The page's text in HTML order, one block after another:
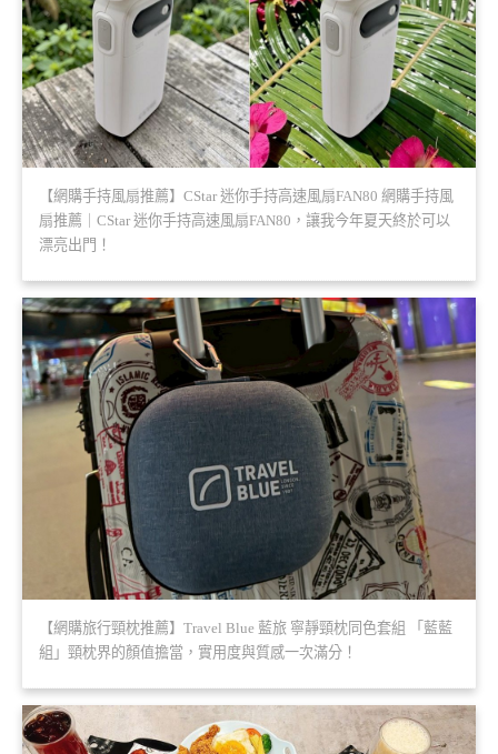
【網購手持風扇推薦】CStar 迷你手持高速風扇FAN80 網購手持風
扇推薦｜CStar 迷你手持高速風扇FAN80，讓我今年夏天終於可以
漂亮出門！
【網購旅行頸枕推薦】Travel Blue 藍旅 寧靜頸枕同色套組 「藍藍
組」頸枕界的顏值擔當，實用度與質感一次滿分！